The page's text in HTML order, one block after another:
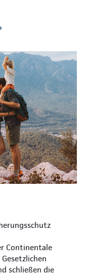
Continentale
schließen die